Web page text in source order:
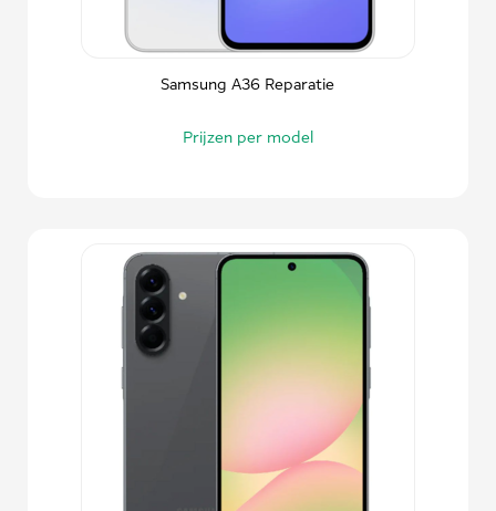
Samsung A36 Reparatie
Prijzen per model